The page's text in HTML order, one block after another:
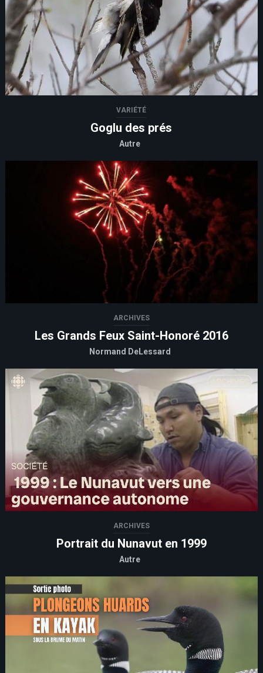
VARIÉTÉ
Goglu des prés
Autre
ARCHIVES
Les Grands Feux Saint-Honoré 2016
Normand DeLessard
ARCHIVES
Portrait du Nunavut en 1999
Autre